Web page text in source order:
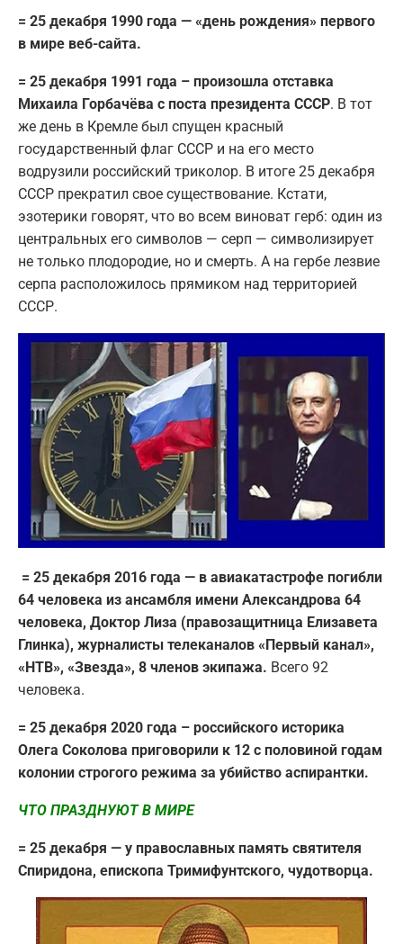
= 25 декабря 1990 года — «день рождения» первого
в мире веб-сайта.
= 25 декабря 1991 года – произошла отставка
Михаила Горбачёва с поста президента СССР. В тот
же день в Кремле был спущен красный
государственный флаг СССР и на его место
водрузили российский триколор. В итоге 25 декабря
СССР прекратил свое существование. Кстати,
эзотерики говорят, что во всем виноват герб: один из
центральных его символов — серп — символизирует
не только плодородие, но и смерть. А на гербе лезвие
серпа расположилось прямиком над территорией
СССР.
= 25 декабря 2016 года — в авиакатастрофе погибли
64 человека из ансамбля имени Александрова 64
человека, Доктор Лиза (правозащитница Елизавета
Глинка), журналисты телеканалов «Первый канал»,
«НТВ», «Звезда», 8 членов экипажа. Всего 92
человека.
= 25 декабря 2020 года – российского историка
Олега Соколова приговорили к 12 с половиной годам
колонии строгого режима за убийство аспирантки.
ЧТО ПРАЗДНУЮТ В МИРЕ
= 25 декабря — у православных память святителя
Спиридона, епископа Тримифунтского, чудотворца.